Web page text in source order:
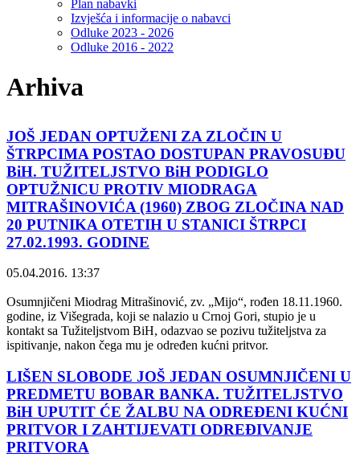
Plan nabavki
Izvješća i informacije o nabavci
Odluke 2023 - 2026
Odluke 2016 - 2022
Arhiva
JOŠ JEDAN OPTUŽENI ZA ZLOČIN U
ŠTRPCIMA POSTAO DOSTUPAN PRAVOSUĐU
BiH. TUŽITELJSTVO BiH PODIGLO
OPTUŽNICU PROTIV MIODRAGA
MITRAŠINOVIĆA (1960) ZBOG ZLOČINA NAD
20 PUTNIKA OTETIH U STANICI ŠTRPCI
27.02.1993. GODINE
05.04.2016. 13:37
Osumnjičeni Miodrag Mitrašinović, zv. „Mijo“, rođen 18.11.1960.
godine, iz Višegrada, koji se nalazio u Crnoj Gori, stupio je u
kontakt sa Tužiteljstvom BiH, odazvao se pozivu tužiteljstva za
ispitivanje, nakon čega mu je određen kućni pritvor.
LIŠEN SLOBODE JOŠ JEDAN OSUMNJIČENI U
PREDMETU BOBAR BANKA. TUŽITELJSTVO
BiH UPUTIT ĆE ŽALBU NA ODREĐENI KUĆNI
PRITVOR I ZAHTIJEVATI ODREĐIVANJE
PRITVORA